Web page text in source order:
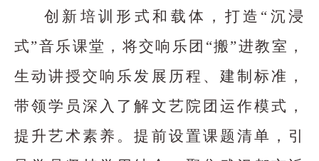
创新培训形式和载体，打造“沉浸
式”音乐课堂，将交响乐团“搬”进教室，
生动讲授交响乐发展历程、建制标准，
带领学员深入了解文艺院团运作模式，
提升艺术素养。提前设置课题清单，引